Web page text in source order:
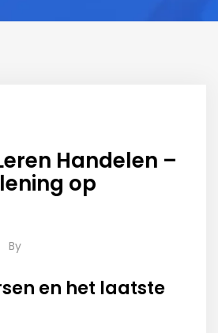
Handelen –
op
By
en het laatste